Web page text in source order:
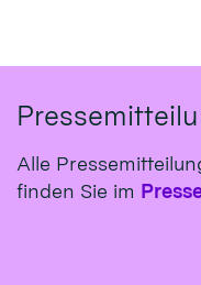
Alle
finden Sie im